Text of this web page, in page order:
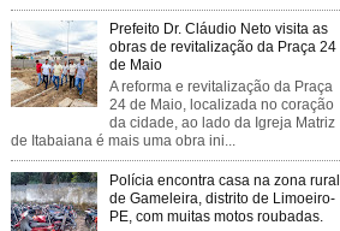
Prefeito Dr. Cláudio Neto visita as
obras de revitalização da Praça 24
de Maio
A reforma e revitalização da Praça
24 de Maio, localizada no coração
da cidade, ao lado da Igreja Matriz
de Itabaiana é mais uma obra ini...
Polícia encontra casa na zona rural
de Gameleira, distrito de Limoeiro-
PE, com muitas motos roubadas.